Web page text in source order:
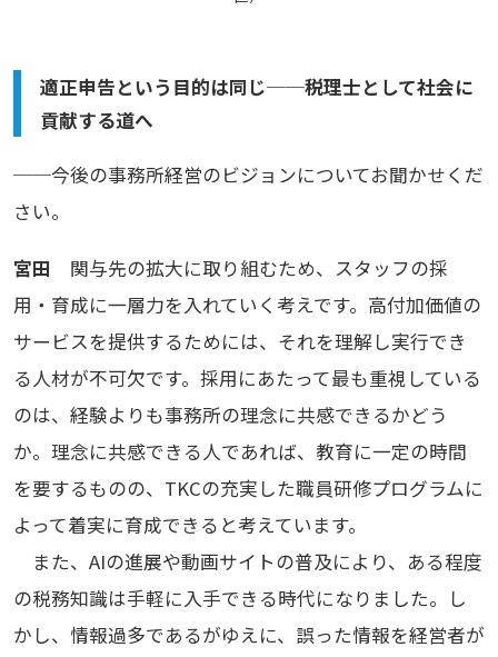
適正申告という目的は同じ──税理士として社会に
貢献する道へ
──今後の事務所経営のビジョンについてお聞かせくだ
さい。
宮田 関与先の拡大に取り組むため、スタッフの採
用・育成に一層力を入れていく考えです。高付加価値の
サービスを提供するためには、それを理解し実行でき
る人材が不可欠です。採用にあたって最も重視している
のは、経験よりも事務所の理念に共感できるかどう
か。理念に共感できる人であれば、教育に一定の時間
を要するものの、TKCの充実した職員研修プログラムに
よって着実に育成できると考えています。
また、AIの進展や動画サイトの普及により、ある程度
の税務知識は手軽に入手できる時代になりました。し
かし、情報過多であるがゆえに、誤った情報を経営者が